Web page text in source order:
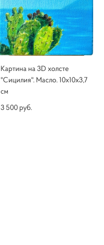
Картина на 3D холсте
"Сицилия". Масло. 10х10х3,7
см
3 500 pуб.